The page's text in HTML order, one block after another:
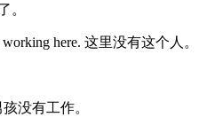
。
here. 这里没有这个人。
没有工作。